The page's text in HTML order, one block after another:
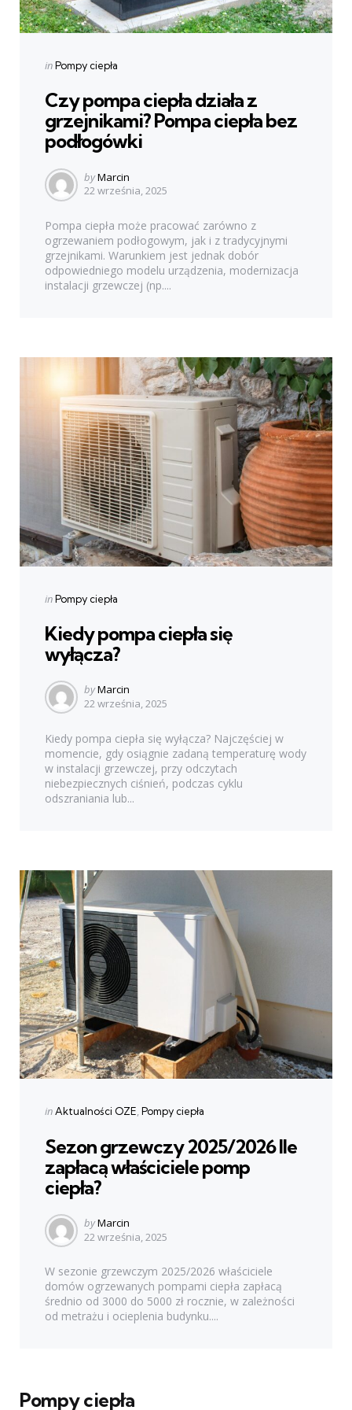
Categories
Posted
inPompy ciepła
Czy pompa ciepła działa z
grzejnikami? Pompa ciepła bez
podłogówki
Posted
by
byMarcin
22 września, 2025
Pompa ciepła może pracować zarówno z
ogrzewaniem podłogowym, jak i z tradycyjnymi
grzejnikami. Warunkiem jest jednak dobór
odpowiedniego modelu urządzenia, modernizacja
instalacji grzewczej (np....
Categories
Posted
inPompy ciepła
Kiedy pompa ciepła się
wyłącza?
Posted
by
byMarcin
22 września, 2025
Kiedy pompa ciepła się wyłącza? Najczęściej w
momencie, gdy osiągnie zadaną temperaturę wody
w instalacji grzewczej, przy odczytach
niebezpiecznych ciśnień, podczas cyklu
odszraniania lub...
Categories
Posted
inAktualności OZE Pompy ciepła
Sezon grzewczy 2025/2026 Ile
zapłacą właściciele pomp
ciepła?
Posted
by
byMarcin
22 września, 2025
W sezonie grzewczym 2025/2026 właściciele
domów ogrzewanych pompami ciepła zapłacą
średnio od 3000 do 5000 zł rocznie, w zależności
od metrażu i ocieplenia budynku....
Pompy ciepła